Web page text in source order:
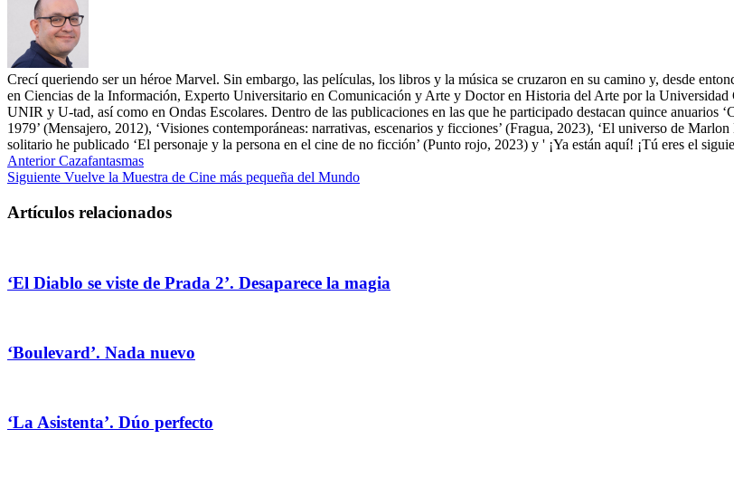
Crecí queriendo ser un héroe Marvel. Sin embargo, las películas, los libros y la música se cruzaron en su camino y, desde
en Ciencias de la Información, Experto Universitario en Comunicación y Arte y Doctor en Historia del Arte por la Universidad
UNIR y U-tad, así como en Ondas Escolares. Dentro de las publicaciones en las que he participado destacan quince anuarios
1979’ (Mensajero, 2012), ‘Visiones contemporáneas: narrativas, escenarios y ficciones’ (Fragua, 2023), ‘El universo de
solitario he publicado ‘El personaje y la persona en el cine de no ficción’ (Punto rojo, 2023) y ' ¡Ya están aquí! ¡Tú eres el
AnteriorCazafantasmas
Siguiente Vuelve la Muestra de Cine más pequeña del Mundo
Artículos relacionados
‘El Diablo se viste de Prada 2’. Desaparece la magia
‘Boulevard’. Nada nuevo
‘La Asistenta’. Dúo perfecto